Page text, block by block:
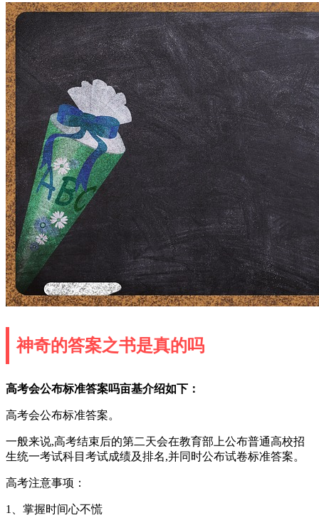
神奇的答案之书是真的吗
高考会公布标准答案吗亩基介绍如下：
高考会公布标准答案。
一般来说,高考结束后的第二天会在教育部上公布普通高校招
生统一考试科目考试成绩及排名,并同时公布试卷标准答案。
高考注意事项：
1、掌握时间心不慌